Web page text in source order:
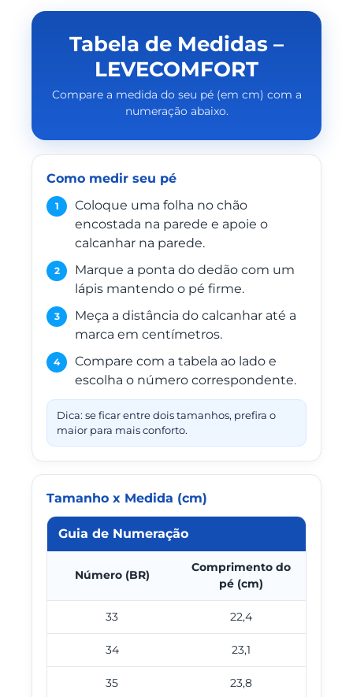
Tabela de Medidas –
LEVECOMFORT
Compare a medida do seu pé (em cm) com a
numeração abaixo.
Como medir seu pé
1
Coloque uma folha no chão
encostada na parede e apoie o
calcanhar na parede.
2
Marque a ponta do dedão com um
lápis mantendo o pé firme.
3
Meça a distância do calcanhar até a
marca em centímetros.
4
Compare com a tabela ao lado e
escolha o número correspondente.
Dica: se ficar entre dois tamanhos, prefira o
maior para mais conforto.
Tamanho x Medida (cm)
Guia de Numeração
Número (BR)
Comprimento do
pé (cm)
33 22,4
34 23,1
35 23,8